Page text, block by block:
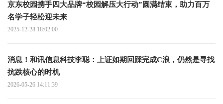
京东校园携手四大品牌“校园解压大行动”圆满结束，助力百万
名学子轻松迎未来
2025-12-28 18:02:00
消息！和讯信息科技李聪：上证如期回踩完成C浪，仍然是寻找
抗跌核心的时机
2026-05-26 14:11:39